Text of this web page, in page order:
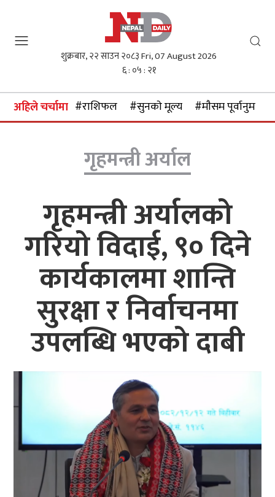
शुक्रबार, २२ साउन २०८३Fri, 07 August 2026
६ : ०५ : २२
अहिले चर्चामा #राशिफल #सुनकाे मूल्य #माैसम पूर्वानुमान
गृहमन्त्री अर्याल
गृहमन्त्री अर्यालको
गरियो विदाई, ९० दिने
कार्यकालमा शान्ति
सुरक्षा र निर्वाचनमा
उपलब्धि भएको दाबी